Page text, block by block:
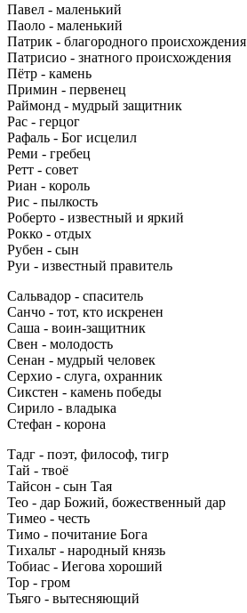
Павел - маленький
Паоло - маленький
Патрик - благородного происхождения
Патрисио - знатного происхождения
Пётр - камень
Примин - первенец
Раймонд - мудрый защитник
Рас - герцог
Рафаль - Бог исцелил
Реми - гребец
Ретт - совет
Риан - король
Рис - пылкость
Роберто - известный и яркий
Рокко - отдых
Рубен - сын
Руи - известный правитель
Сальвадор - спаситель
Санчо - тот, кто искренен
Саша - воин-защитник
Свен - молодость
Сенан - мудрый человек
Серхио - слуга, охранник
Сикстен - камень победы
Сирило - владыка
Стефан - корона
Тадг - поэт, философ, тигр
Тай - твоё
Тайсон - сын Тая
Тео - дар Божий, божественный дар
Тимео - честь
Тимо - почитание Бога
Тихальт - народный князь
Тобиас - Иегова хороший
Тор - гром
Тьяго - вытесняющий